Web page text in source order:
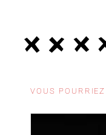
VOUS